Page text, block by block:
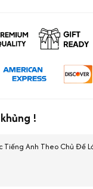
!
Tiếng Anh Theo Chủ Đề